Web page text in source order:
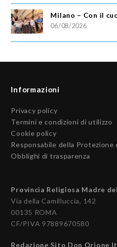
Milano – Con il
06/08/2026
Informazioni
Privacy policy
Termini e condizioni di utilizzo
Cookie policy
Responsabile della Protezione
Obblighi di trasparenza
Provincia Religiosa Madre
Via della Camilluccia, 142
00135 ROMA
CF/PIVA 97889670580
Redazione Sito Don Orione